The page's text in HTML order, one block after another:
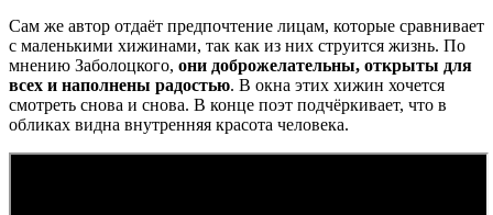
Сам же автор отдаёт предпочтение лицам, которые сравнивает
с маленькими хижинами, так как из них струится жизнь. По
мнению Заболоцкого, они доброжелательны, открыты для
всех и наполнены радостью. В окна этих хижин хочется
смотреть снова и снова. В конце поэт подчёркивает, что в
обликах видна внутренняя красота человека.